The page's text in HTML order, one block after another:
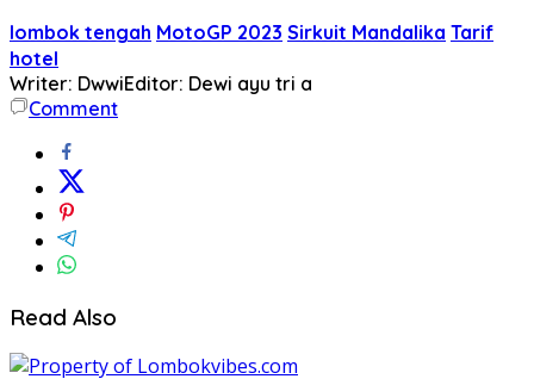
lombok tengah MotoGP 2023 Sirkuit Mandalika Tarif
hotel
Writer: DwwiEditor: Dewi ayu tri a
Comment
Read Also